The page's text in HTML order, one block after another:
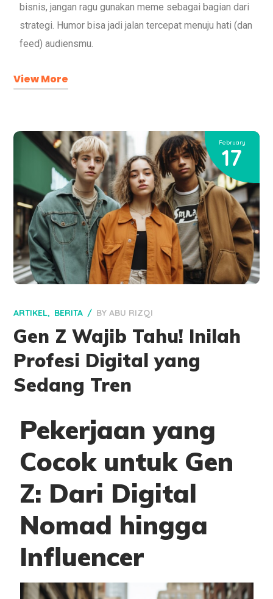
bisnis, jangan ragu gunakan meme sebagai bagian dari
strategi. Humor bisa jadi jalan tercepat menuju hati (dan
feed) audiensmu.
View More
February
17
ARTIKEL BERITA BYABU RIZQI
Gen Z Wajib Tahu! Inilah
Profesi Digital yang
Sedang Tren
Pekerjaan yang
Cocok untuk Gen
Z: Dari Digital
Nomad hingga
Influencer